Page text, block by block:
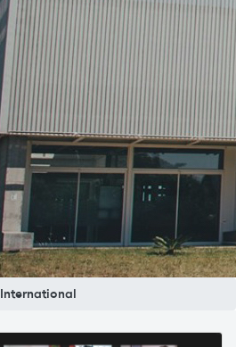
International